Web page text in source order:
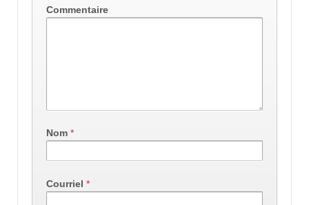
Commentaire
Nom *
Courriel *